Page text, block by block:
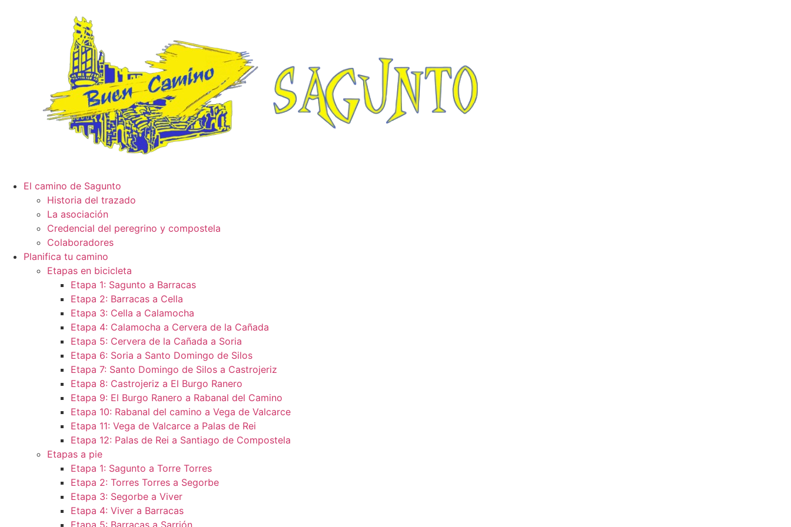
El camino de Sagunto
Historia del trazado
La asociación
Credencial del peregrino y compostela
Colaboradores
Planifica tu camino
Etapas en bicicleta
Etapa 1: Sagunto a Barracas
Etapa 2: Barracas a Cella
Etapa 3: Cella a Calamocha
Etapa 4: Calamocha a Cervera de la Cañada
Etapa 5: Cervera de la Cañada a Soria
Etapa 6: Soria a Santo Domingo de Silos
Etapa 7: Santo Domingo de Silos a Castrojeriz
Etapa 8: Castrojeriz a El Burgo Ranero
Etapa 9: El Burgo Ranero a Rabanal del Camino
Etapa 10: Rabanal del camino a Vega de Valcarce
Etapa 11: Vega de Valcarce a Palas de Rei
Etapa 12: Palas de Rei a Santiago de Compostela
Etapas a pie
Etapa 1: Sagunto a Torre Torres
Etapa 2: Torres Torres a Segorbe
Etapa 3: Segorbe a Viver
Etapa 4: Viver a Barracas
Etapa 5: Barracas a Sarrión